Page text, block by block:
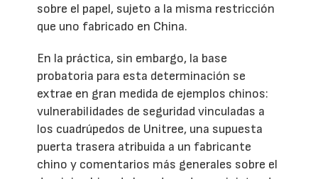
sobre el papel, sujeto a la misma restricción
que uno fabricado en China.
En la práctica, sin embargo, la base
probatoria para esta determinación se
extrae en gran medida de ejemplos chinos:
vulnerabilidades de seguridad vinculadas a
los cuadrúpedos de Unitree, una supuesta
puerta trasera atribuida a un fabricante
chino y comentarios más generales sobre el